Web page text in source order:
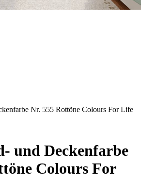
und Deckenfarbe
Colours For